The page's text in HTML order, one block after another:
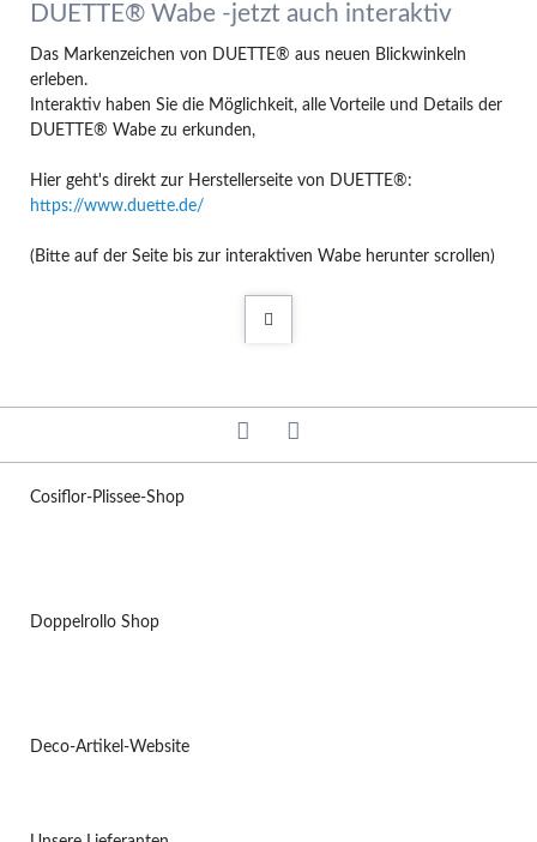
DUETTE® Wabe -jetzt auch interaktiv
Das Markenzeichen von DUETTE® aus neuen Blickwinkeln
erleben.
Interaktiv haben Sie die Möglichkeit, alle Vorteile und Details der
DUETTE® Wabe zu erkunden,
Hier geht's direkt zur Herstellerseite von DUETTE®:
https://www.duette.de/
(Bitte auf der Seite bis zur interaktiven Wabe herunter scrollen)
Cosiflor-Plissee-Shop
Doppelrollo Shop
Deco-Artikel-Website